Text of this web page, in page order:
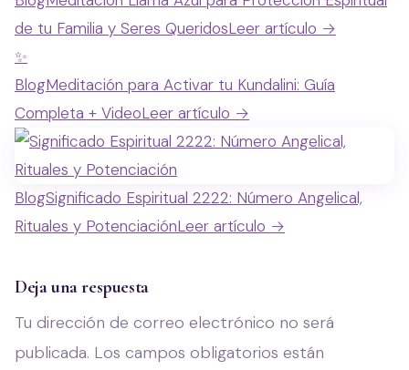
de tu Familia y Seres QueridosLeer artículo →
✨
BlogMeditación para Activar tu Kundalini: Guía
Completa + VideoLeer artículo →
BlogSignificado Espiritual 2222: Número Angelical,
Rituales y PotenciaciónLeer artículo →
Deja una respuesta
Tu dirección de correo electrónico no será
publicada. Los campos obligatorios están